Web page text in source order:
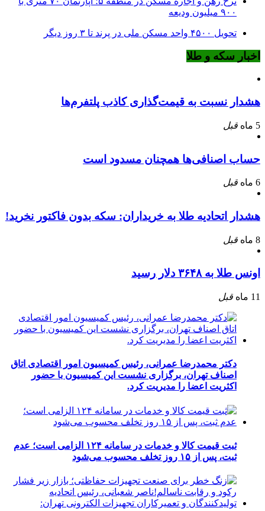
۹۰۰ میلیون ودیعه
تحویل ۴۵۰۰ واحد مسکن ملی در پرند تا ۳ روز دیگر
اخبار سکه و طلا
هشدار نسبت به قیمت‌گذاری کاذب پلتفرم‌ها
5 ماه قبل
حساب اصنافی‌ها همچنان مسدود است
6 ماه قبل
هشدار اتحادیه طلا به خریداران: سکه بدون فاکتور نخرید!
8 ماه قبل
اونس طلا به ۳۶۴۸ دلار رسید
11 ماه قبل
دکتر محمدرضا عمرانی، رئیس کمیسیون امور اقتصادی اتاق
اصناف تهران، برگزاری نشست این کمیسیون با حضور
اکثریت اعضا را مدیریت کرد.
ثبت قیمت کالا و خدمات در سامانه ۱۲۴ الزامی است؛ عدم
ثبت، پس از ۱۵ روز تخلف محسوب می‌شود